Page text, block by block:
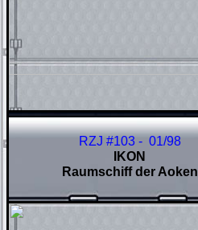
RZJ #103 - 01/98
IKON
Raumschiff der Aoken